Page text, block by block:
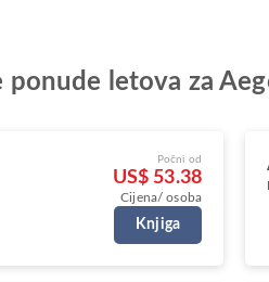
letova za
Počni od
US$ 53.38
Cijena/ osoba
Knjiga